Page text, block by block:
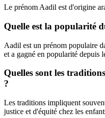
Le prénom Aadil est d'origine
Quelle est la popularité
Aadil est un prénom populaire
et a gagné en popularité depuis
Quelles sont les
?
Les traditions impliquent
justice et d'équité chez les